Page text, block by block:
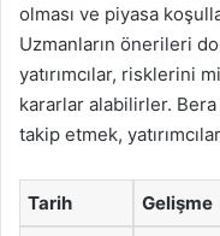
olması ve piyasa
Uzmanların önerileri
yatırımcılar, risklerini
kararlar alabilirler.
takip etmek,
Tarih Gelişme